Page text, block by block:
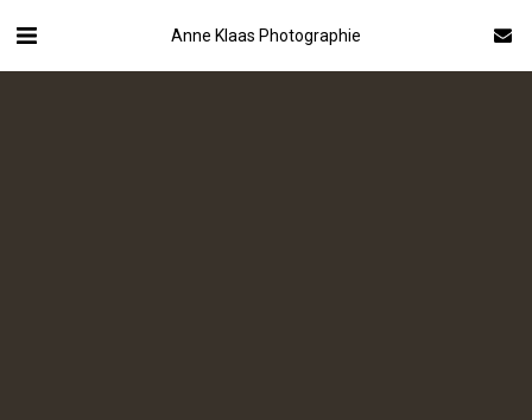
Anne Klaas Photographie